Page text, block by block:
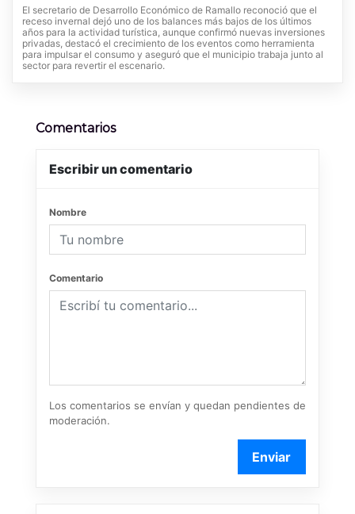
El secretario de Desarrollo Económico de Ramallo reconoció que el
receso invernal dejó uno de los balances más bajos de los últimos
años para la actividad turística, aunque confirmó nuevas inversiones
privadas, destacó el crecimiento de los eventos como herramienta
para impulsar el consumo y aseguró que el municipio trabaja junto al
sector para revertir el escenario.
Comentarios
Escribir un comentario
Nombre
Comentario
Los comentarios se envían y quedan pendientes de
moderación.
Enviar